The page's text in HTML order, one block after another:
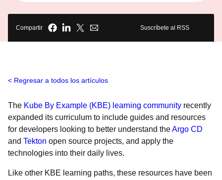
Compartir Suscríbete al RSS
Regresar a todos los artículos
The Kube By Example (KBE) learning community recently
expanded its curriculum to include guides and resources
for developers looking to better understand theArgo CD
and Tekton open source projects, and apply the
technologies into their daily lives.
Like other KBE learning paths, these resources have been